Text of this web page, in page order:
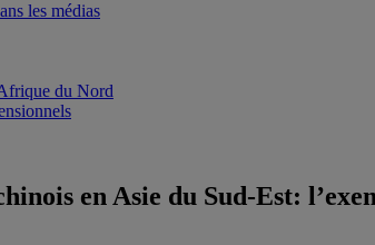
les médias
du Nord
en Asie du Sud-Est: